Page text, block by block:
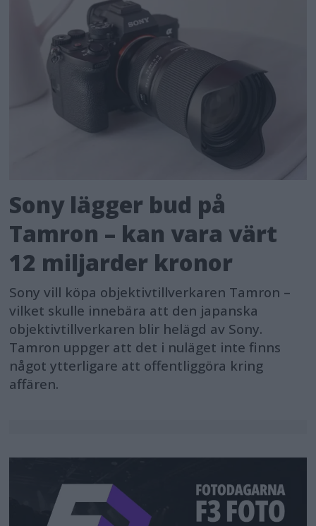
Sony lägger bud på
Tamron – kan vara värt
12 miljarder kronor
Sony vill köpa objektivtillverkaren Tamron –
vilket skulle innebära att den japanska
objektivtillverkaren blir helägd av Sony.
Tamron uppger att det i nuläget inte finns
något ytterligare att offentliggöra kring
affären.